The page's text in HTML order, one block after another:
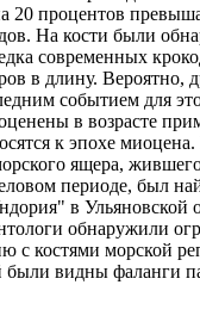
20 процентов
На кости были
современных
в длину. Вероятно,
событием для
в возрасте
к эпохе миоцена.
ящера,
периоде, был
в Ульяновской
обнаружили
с костями морской
были видны фаланги